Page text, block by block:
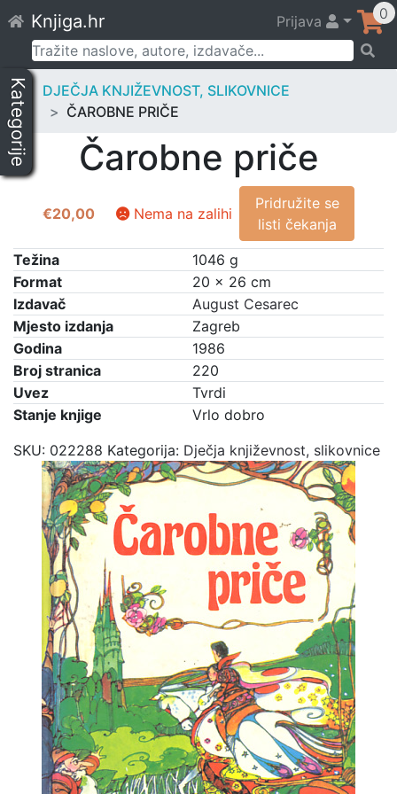
to
content
Knjiga.hr Prijava 0
Pretraži:
Kategorije
DJEČJA KNJIŽEVNOST, SLIKOVNICE
ČAROBNE PRIČE
Čarobne priče
€20,00 Nema na zalihi
Pridružite se
listi čekanja
Težina
1046 g
Format
20 × 26 cm
Izdavač
August Cesarec
Mjesto izdanja
Zagreb
Godina
1986
Broj stranica
220
Uvez
Tvrdi
Stanje knjige
Vrlo dobro
SKU: 022288 Kategorija: Dječja književnost, slikovnice